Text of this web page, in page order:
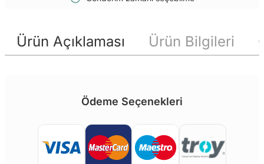
Ürün Açıklaması Ürün Bilgileri
Ödeme Seçenekleri